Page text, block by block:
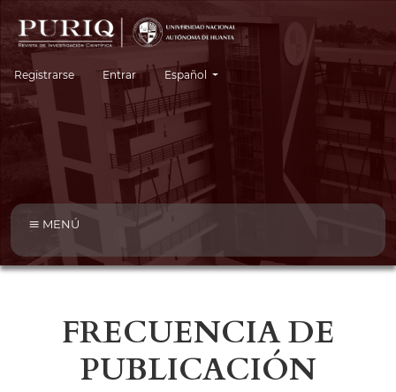
Registrarse Entrar Cambiar el idioma. El idioma actual es:
Español
MENÚ
FRECUENCIA DE
PUBLICACIÓN